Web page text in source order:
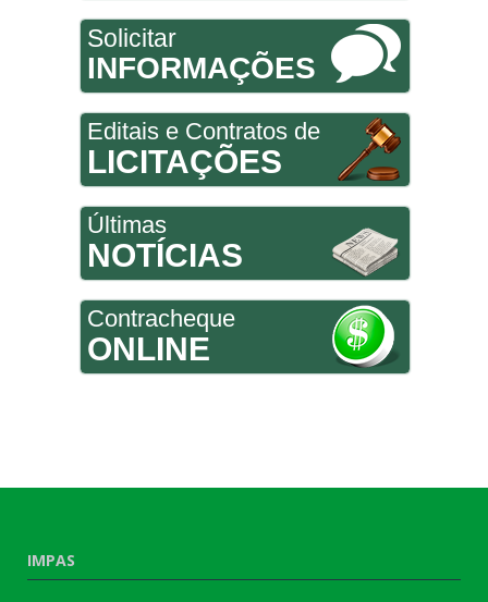
Solicitar
INFORMAÇÕES
Editais e Contratos de
LICITAÇÕES
Últimas
NOTÍCIAS
Contracheque
ONLINE
IMPAS